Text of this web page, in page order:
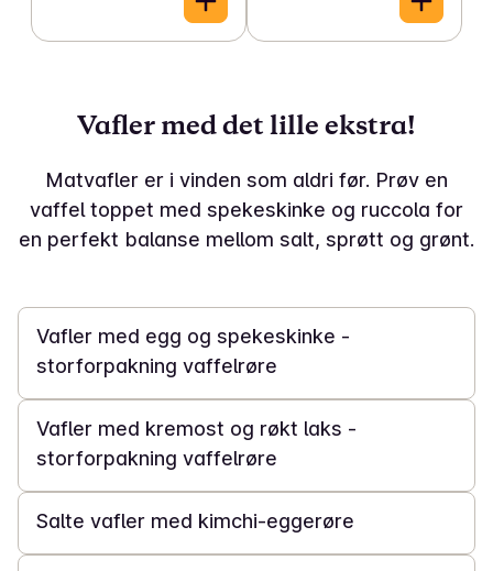
Vafler med det lille ekstra!
Matvafler er i vinden som aldri før. Prøv en
vaffel toppet med spekeskinke og ruccola for
en perfekt balanse mellom salt, sprøtt og grønt.
Vafler med egg og spekeskinke -
storforpakning vaffelrøre
2 t 30 min
Vafler med kremost og røkt laks -
storforpakning vaffelrøre
30 min
Salte vafler med kimchi-eggerøre
2 t 30 min